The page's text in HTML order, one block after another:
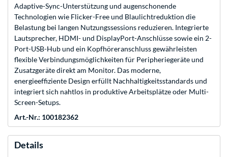
Adaptive-Sync-Unterstützung und augenschonende
Technologien wie Flicker-Free und Blaulichtreduktion die
Belastung bei langen Nutzungssessions reduzieren. Integrierte
Lautsprecher, HDMI- und DisplayPort-Anschlüsse sowie ein 2-
Port-USB-Hub und ein Kopfhöreranschluss gewährleisten
flexible Verbindungsmöglichkeiten für Peripheriegeräte und
Zusatzgeräte direkt am Monitor. Das moderne,
energieeffiziente Design erfüllt Nachhaltigkeitsstandards und
integriert sich nahtlos in produktive Arbeitsplätze oder Multi-
Screen-Setups.
Art.-Nr.: 100182362
Details